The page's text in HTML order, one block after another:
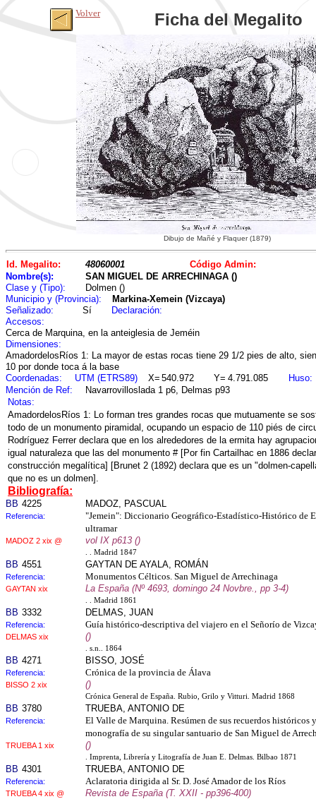
Volver Ficha del Megalito
Dibujo de Mañé y Flaquer (1879)
Id. Megalito: 48060001
Código Admin:
Nombre(s):
SAN MIGUEL DE ARRECHINAGA ()
Clase y (Tipo):
Dolmen ()
Municipio y (Provincia):
Markina-Xemein (Vizcaya)
Señalizado:
Sí
Declaración:
Accesos:
Cerca de Marquina, en la anteiglesia de Jeméin
Dimensiones:
AmadordelosRíos 1: La mayor de estas rocas tiene 29 1/2 pies de alto,
10 por donde toca á la base
Coordenadas:
UTM (ETRS89) X= 540.972 Y= 4.791.085
Huso:
Mención de Ref:
Navarrovilloslada 1 p6, Delmas p93
Notas:
AmadordelosRíos 1: Lo forman tres grandes rocas que mutuamente se
todo de un monumento piramidal, ocupando un espacio de 110 piés de
Rodríguez Ferrer declara que en los alrededores de la ermita hay
igual naturaleza que las del monumento # [Por fin Cartailhac en 1886
construcción megalítica] [Brunet 2 (1892) declara que es un "dolmen-
que no es un dolmen].
Bibliografía:
BB 4225 MADOZ, PASCUAL
Referencia:
"Jemein": Diccionario Geográfico-Estadístico-Histórico de
ultramar
MADOZ 2 xix @ vol IX p613 ()
. . Madrid 1847
BB 4551 GAYTAN DE AYALA, ROMÁN
Referencia: Monumentos Célticos. San Miguel de Arrechinaga
GAYTAN xix La España (Nº 4693, domingo 24 Novbre., pp 3-4)
. . Madrid 1861
BB 3332 DELMAS, JUAN
Referencia: Guía histórico-descriptiva del viajero en el Señorío de
DELMAS xix ()
. s.n.. 1864
BB 4271 BISSO, JOSÉ
Referencia: Crónica de la provincia de Álava
BISSO 2 xix ()
Crónica General de España. Rubio, Grilo y Vitturi. Madrid 1868
BB 3780 TRUEBA, ANTONIO DE
Referencia:
El Valle de Marquina. Resúmen de sus recuerdos históricos
monografía de su singular santuario de San Miguel de
TRUEBA 1 xix ()
. Imprenta, Librería y Litografía de Juan E. Delmas. Bilbao 1871
BB 4301 TRUEBA, ANTONIO DE
Referencia: Aclaratoria dirigida al Sr. D. José Amador de los Ríos
TRUEBA 4 xix @ Revista de España (T. XXII - pp396-400)